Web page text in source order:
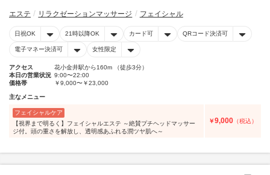
エステ リラクゼーションマッサージ フェイシャル
日祝OK 21時以降OK カード可 QRコード決済可
電子マネー決済可 女性限定
アクセス
花小金井駅から160m （徒歩3分）
本日の営業状況 9:00〜22:00
価格帯
￥9,000〜￥23,000
主なメニュー
フェイシャルケア
【視界まで明るく】フェイシャルエステ ～絶賛プチヘッドマッサー
ジ付。頭の重さを解放し、透明感あふれる潤ツヤ肌へ～
￥9,000 （税込）